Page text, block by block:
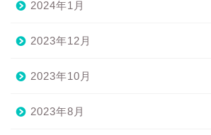
2024年1月
2023年12月
2023年10月
2023年8月